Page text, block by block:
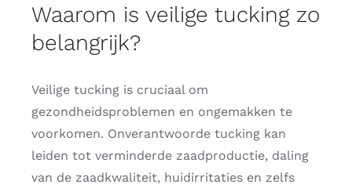
Waarom is veilige tucking zo
belangrijk?
Veilige tucking is cruciaal om
gezondheidsproblemen en ongemakken te
voorkomen. Onverantwoorde tucking kan
leiden tot verminderde zaadproductie, daling
van de zaadkwaliteit, huidirritaties en zelfs